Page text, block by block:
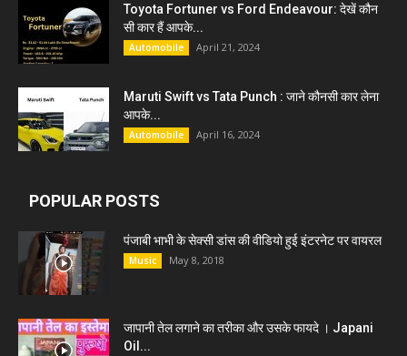
Toyota Fortuner vs Ford Endeavour: देखें कौन
सी कार हैं आपके...
Automobile April 21, 2024
Maruti Swift vs Tata Punch : जाने कौनसी कार लेना
आपके...
Automobile April 16, 2024
POPULAR POSTS
पंजाबी भाभी के सेक्सी डांस की वीडियो हुई इंटरनेट पर वायरल
Music May 8, 2018
जापानी तेल लगाने का तरीका और उसके फायदे । Japani
Oil...